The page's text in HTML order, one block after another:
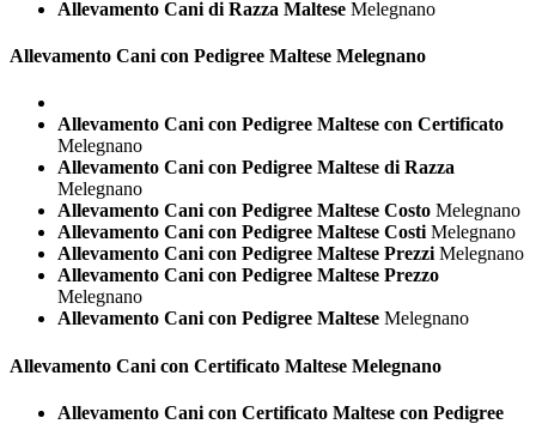
Allevamento Cani di Razza Maltese Melegnano
Allevamento Cani con Pedigree Maltese Melegnano
Allevamento Cani con Pedigree Maltese con Certificato
Melegnano
Allevamento Cani con Pedigree Maltese di Razza
Melegnano
Allevamento Cani con Pedigree Maltese Costo Melegnano
Allevamento Cani con Pedigree Maltese Costi Melegnano
Allevamento Cani con Pedigree Maltese Prezzi Melegnano
Allevamento Cani con Pedigree Maltese Prezzo
Melegnano
Allevamento Cani con Pedigree Maltese Melegnano
Allevamento Cani con Certificato Maltese Melegnano
Allevamento Cani con Certificato Maltese con Pedigree